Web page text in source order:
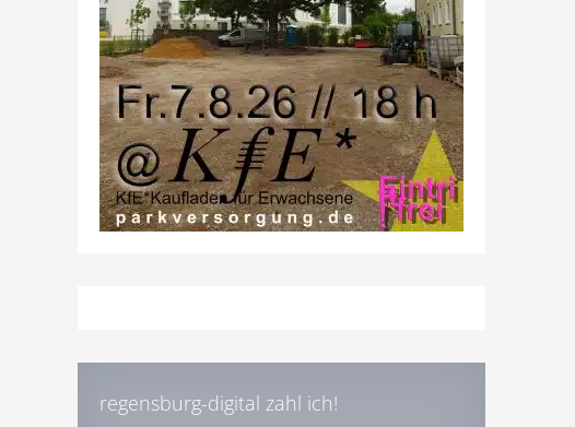
regensburg-digital zahl ich!